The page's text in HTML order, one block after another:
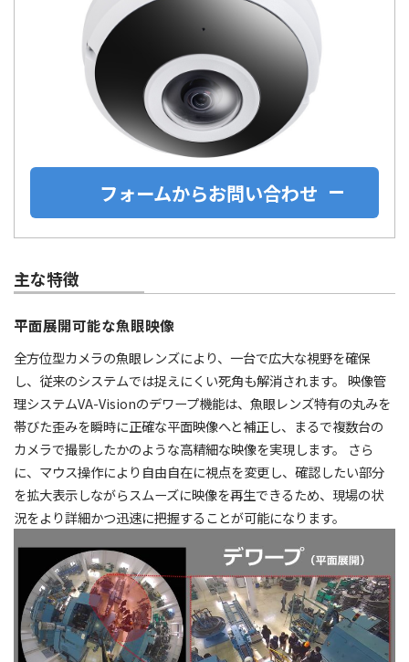
フォームからお問い合わせ
主な特徴
平面展開可能な魚眼映像
全方位型カメラの魚眼レンズにより、一台で広大な視野を確保
し、従来のシステムでは捉えにくい死角も解消されます。 映像管
理システムVA-Visionのデワープ機能は、魚眼レンズ特有の丸みを
帯びた歪みを瞬時に正確な平面映像へと補正し、まるで複数台の
カメラで撮影したかのような高精細な映像を実現します。 さら
に、マウス操作により自由自在に視点を変更し、確認したい部分
を拡大表示しながらスムーズに映像を再生できるため、現場の状
況をより詳細かつ迅速に把握することが可能になります。